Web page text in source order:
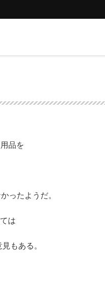
品を
ったようだ。
は
もある。